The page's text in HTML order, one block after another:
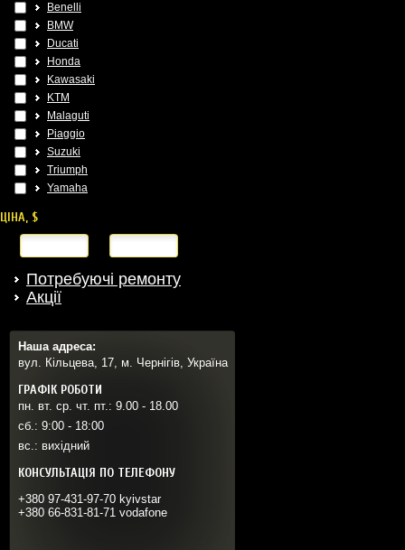
Benelli
BMW
Ducati
Honda
Kawasaki
KTM
Malaguti
Piaggio
Suzuki
Triumph
Yamaha
ЦІНА, $
Потребуючі ремонту
Акції
Наша адреса:
вул. Кільцева, 17, м. Чернігів, Україна
ГРАФІК РОБОТИ
пн. вт. ср. чт. пт.: 9.00 - 18.00
сб.: 9:00 - 18:00
вс.: вихідний
КОНСУЛЬТАЦІЯ ПО ТЕЛЕФОНУ
+380 97-431-97-70 kyivstar
+380 66-831-81-71 vodafone